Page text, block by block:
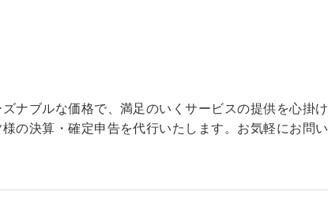
ナブルな価格で、満足のいくサービスの提供を心掛け
の決算・確定申告を代行いたします。お気軽にお問い